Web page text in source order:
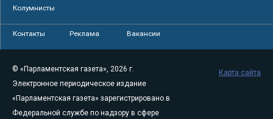
Колумнисты
Контакты Реклама Вакансии
© «Парламентская газета», 2026 г.
Электронное периодическое издание
«Парламентская газета» зарегистрировано в
Федеральной службе по надзору в сфере
Карта сайта